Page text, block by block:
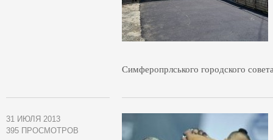
Симферопрлського городского
31 ИЮЛЯ 2013
395 ПРОСМОТРОВ